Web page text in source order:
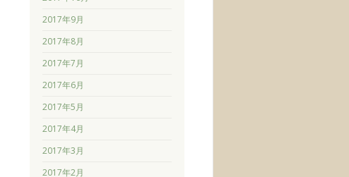
2017年9月
2017年8月
2017年7月
2017年6月
2017年5月
2017年4月
2017年3月
2017年2月